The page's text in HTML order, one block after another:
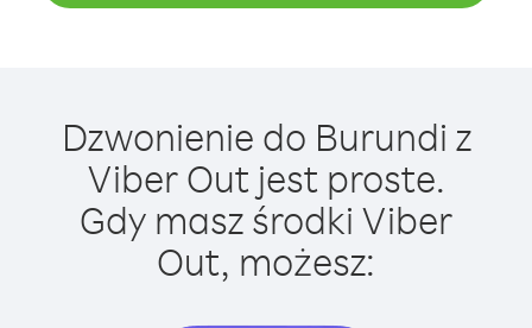
Dzwonienie do Burundi z
Viber Out jest proste.
Gdy masz środki Viber
Out, możesz: